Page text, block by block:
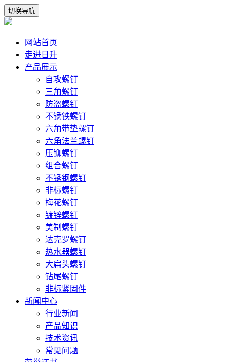
切换导航
网站首页
走进日升
产品展示
自攻螺钉
三角螺钉
防盗螺钉
不锈铁螺钉
六角带垫螺钉
六角法兰螺钉
压铆螺钉
组合螺钉
不锈钢螺钉
非标螺钉
梅花螺钉
镀锌螺钉
美制螺钉
达克罗螺钉
热水器螺钉
大扁头螺钉
钻尾螺钉
非标紧固件
新闻中心
行业新闻
产品知识
技术资讯
常见问题